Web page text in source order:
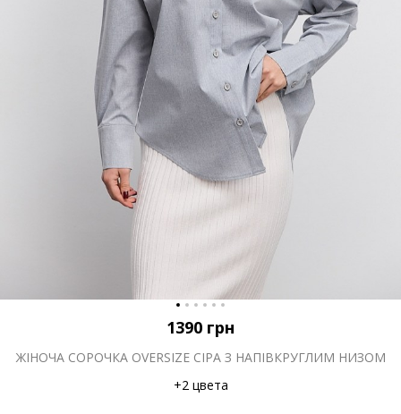
1390 грн
ЖІНОЧА СОРОЧКА OVERSIZE СІРА З НАПІВКРУГЛИМ НИЗОМ
+2 цвета